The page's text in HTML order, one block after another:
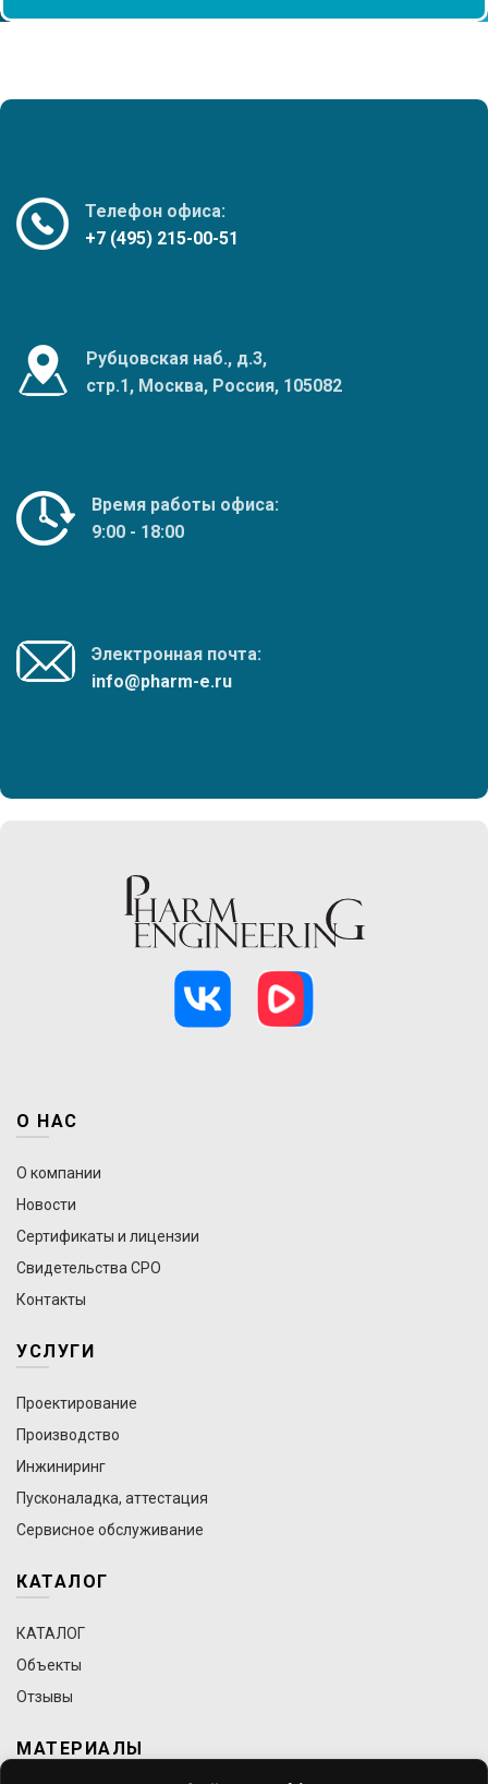
Телефон офиса:
+7 (495) 215-00-51
Рубцовская наб., д.3,
стр.1, Москва, Россия, 105082
Время работы офиса:
9:00 - 18:00
Электронная почта:
info@pharm-e.ru
О НАС
О компании
Новости
Сертификаты и лицензии
Свидетельства СРО
Контакты
УСЛУГИ
Проектирование
Производство
Инжиниринг
Пусконаладка, аттестация
Сервисное обслуживание
КАТАЛОГ
КАТАЛОГ
Объекты
Отзывы
МАТЕРИАЛЫ